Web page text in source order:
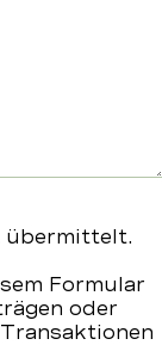
übermittelt.
Formular
oder